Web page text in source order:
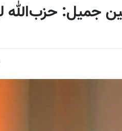
جمیل: حزب‌الله